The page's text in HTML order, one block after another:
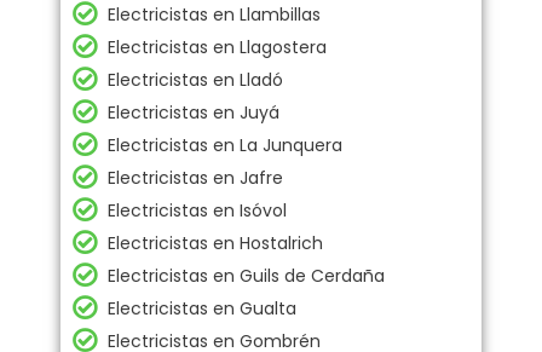
Electricistas en Llambillas
Electricistas en Llagostera
Electricistas en Lladó
Electricistas en Juyá
Electricistas en La Junquera
Electricistas en Jafre
Electricistas en Isóvol
Electricistas en Hostalrich
Electricistas en Guils de Cerdaña
Electricistas en Gualta
Electricistas en Gombrén